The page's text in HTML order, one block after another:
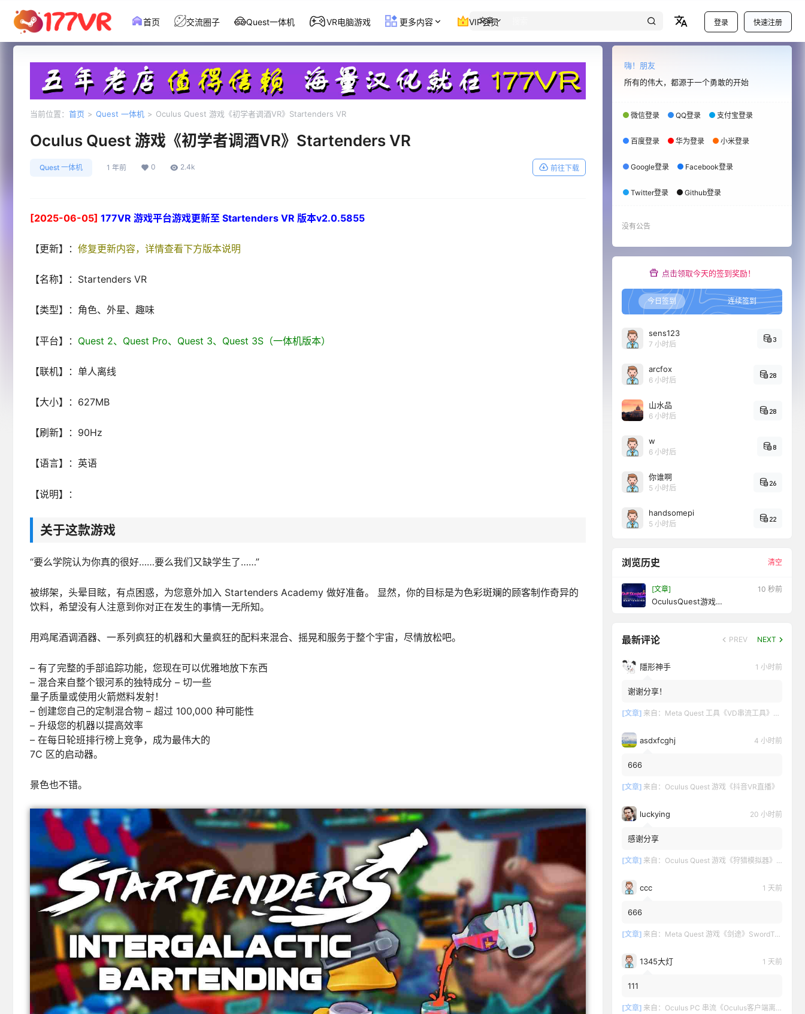
文章 登录 快速注册
首页 交流圈子 Quest一体机 VR电脑游戏 更多内容 VIP会员
当前位置： 首页 > Quest 一体机 > Oculus Quest 游戏《初学者调酒VR》Startenders VR
Oculus Quest 游戏《初学者调酒VR》Startenders VR
Quest 一体机 1 年前 0 2.4k 前往下载
[2025-06-05] 177VR 游戏平台游戏更新至 Startenders VR 版本v2.0.5855
【更新】： 修复更新内容，详情查看下方版本说明
【名称】：Startenders VR
【类型】：角色、外星、趣味
【平台】： Quest 2、Quest Pro、Quest 3、Quest 3S（一体机版本）
【联机】：单人离线
【大小】：627MB
【刷新】：90Hz
【语言】：英语
【说明】：
关于这款游戏
“要么学院认为你真的很好……要么我们又缺学生了……”
被绑架，头晕目眩，有点困惑，为您意外加入 Startenders Academy 做好准备。 显然，你的目标是为色彩斑斓的顾客制作奇异的
饮料，希望没有人注意到你对正在发生的事情一无所知。
用鸡尾酒调酒器、一系列疯狂的机器和大量疯狂的配料来混合、摇晃和服务于整个宇宙，尽情放松吧。
– 有了完整的手部追踪功能，您现在可以优雅地放下东西
– 混合来自整个银河系的独特成分 – 切一些
量子质量或使用火箭燃料发射！
– 创建您自己的定制混合物 – 超过 100,000 种可能性
– 升级您的机器以提高效率
– 在每日轮班排行榜上竞争，成为最伟大的
7C 区的启动器。
景色也不错。
嗨！朋友
所有的伟大，都源于一个勇敢的开始
微信登录 QQ登录 支付宝登录
百度登录 华为登录 小米登录
Google登录 Facebook登录
Twitter登录 Github登录
没有公告
点击领取今天的签到奖励！
今日签到 连续签到
sens123
7 小时后
3
arcfox
6 小时后
28
山水品
6 小时后
28
w
6 小时后
8
你谁啊
5 小时后
26
handsomepi
5 小时后
22
浏览历史 清空
[文章] 12 秒前
OculusQuest游戏
最新评论 PREV NEXT
隱形神手 1 小时前
谢谢分享！
[文章] 来自： Meta Quest 工具《VD串流工具》Virtual Desktop 破解版
asdxfcghj 4 小时前
666
[文章] 来自： Oculus Quest 游戏《抖音VR直播》
luckying 20 小时前
感谢分享
[文章] 来自： Oculus Quest 游戏《狩猎模拟器》Hunting Simulator
ccc 1 天前
666
[文章] 来自： Meta Quest 游戏《剑途》SwordTrip
1345大灯 1 天前
111
[文章] 来自： Oculus PC 串流《Oculus客户端离线版》最新版下载